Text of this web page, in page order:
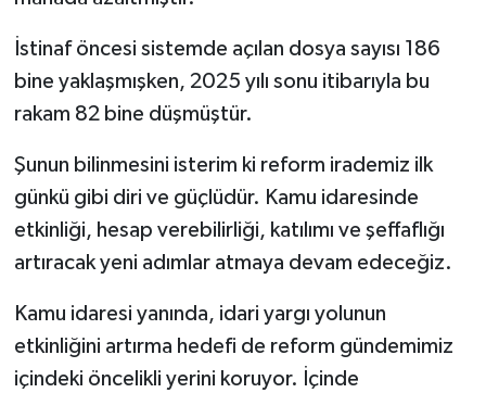
İstinaf öncesi sistemde açılan dosya sayısı 186
bine yaklaşmışken, 2025 yılı sonu itibarıyla bu
rakam 82 bine düşmüştür.
Şunun bilinmesini isterim ki reform irademiz ilk
günkü gibi diri ve güçlüdür. Kamu idaresinde
etkinliği, hesap verebilirliği, katılımı ve şeffaflığı
artıracak yeni adımlar atmaya devam edeceğiz.
Kamu idaresi yanında, idari yargı yolunun
etkinliğini artırma hedefi de reform gündemimiz
içindeki öncelikli yerini koruyor. İçinde